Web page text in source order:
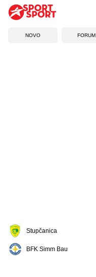
NOVO FORUM
Stupčanica
BFK Simm Bau